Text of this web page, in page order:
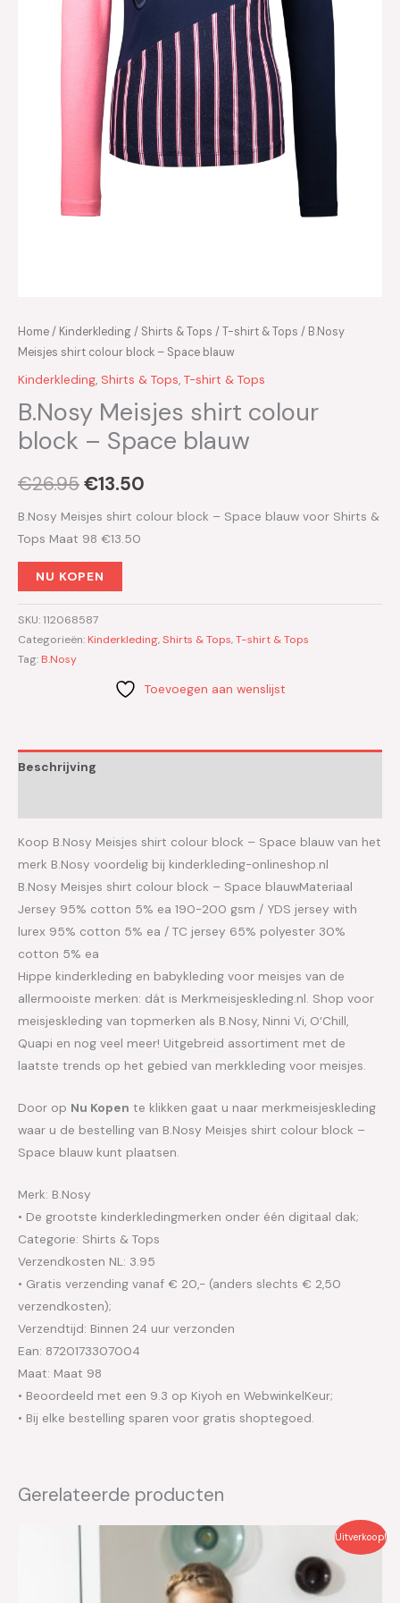
Home/ Kinderkleding/ Shirts & Tops /T-shirt & Tops / B.Nosy
Meisjes shirt colour block – Space blauw
Kinderkleding, Shirts & Tops, T-shirt & Tops
B.Nosy Meisjes shirt colour
block – Space blauw
€26.95€13.50
B.Nosy Meisjes shirt colour block – Space blauw voor Shirts &
Tops Maat 98 €13.50
NU KOPEN
SKU:112068587
Categorieën: Kinderkleding,Shirts & Tops,T-shirt & Tops
Tag: B.Nosy
Toevoegen aan wenslijst
Beschrijving
Koop B.Nosy Meisjes shirt colour block – Space blauw van het
merk B.Nosy voordelig bij kinderkleding-onlineshop.nl
B.Nosy Meisjes shirt colour block – Space blauwMateriaal
Jersey 95% cotton 5% ea 190-200 gsm / YDS jersey with
lurex 95% cotton 5% ea / TC jersey 65% polyester 30%
cotton 5% ea
Hippe kinderkleding en babykleding voor meisjes van de
allermooiste merken: dát is Merkmeisjeskleding.nl. Shop voor
meisjeskleding van topmerken als B.Nosy, Ninni Vi, O’Chill,
Quapi en nog veel meer! Uitgebreid assortiment met de
laatste trends op het gebied van merkkleding voor meisjes.
Door op Nu Kopen te klikken gaat u naar merkmeisjeskleding
waar u de bestelling van B.Nosy Meisjes shirt colour block –
Space blauw kunt plaatsen.
Merk: B.Nosy
• De grootste kinderkledingmerken onder één digitaal dak;
Categorie: Shirts & Tops
Verzendkosten NL: 3.95
• Gratis verzending vanaf € 20,- (anders slechts € 2,50
verzendkosten);
Verzendtijd: Binnen 24 uur verzonden
Ean: 8720173307004
Maat: Maat 98
• Beoordeeld met een 9.3 op Kiyoh en WebwinkelKeur;
• Bij elke bestelling sparen voor gratis shoptegoed.
Gerelateerde producten
Uitverkoop!
prijs